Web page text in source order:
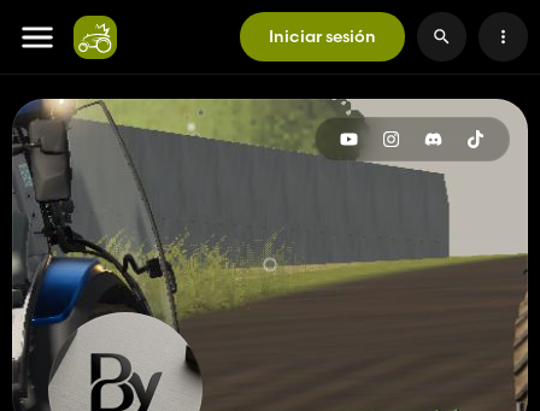
Iniciar sesión